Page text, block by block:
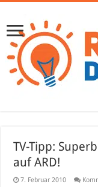
TV-Tipp:
auf ARD!
7. Februar 2010